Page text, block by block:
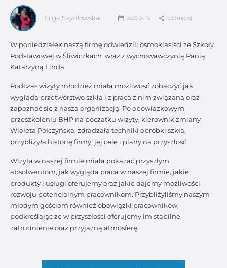
Olga Szydłowska 2023-04-19 Udostępnij
W poniedziałek naszą firmę odwiedzili ósmoklasiści ze Szkoły
Podstawowej w Śliwiczkach wraz z wychowawczynią Panią
Katarzyną Linda.
Podczas wizyty młodzież miała możliwość zobaczyć jak
wygląda przetwórstwo szkła i z praca z nim związana oraz
zapoznać się z naszą organizacją. Po obowiązkowym
przeszkoleniu BHP na początku wizyty, kierownik zmiany -
Wioleta Połczyńska, zdradzała techniki obróbki szkła,
przybliżyła historię firmy, jej cele i plany na przyszłość,
Wizyta w naszej firmie miała pokazać przyszłym
absolwentom, jak wygląda praca w naszej firmie, jakie
produkty i usługi oferujemy oraz jakie dajemy możliwości
rozwoju potencjalnym pracownikom. Przybliżyliśmy naszym
młodym gościom również obowiązki pracowników,
podkreślając że w przyszłości oferujemy im stabilne
zatrudnienie oraz przyjazną atmosferę.